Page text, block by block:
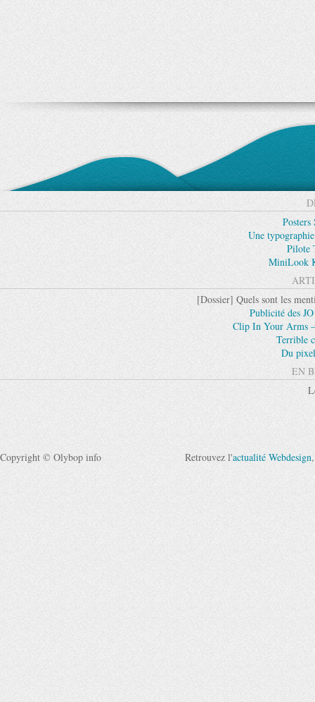
Une
Pilote
MiniLook
[Dossier] Quels sont les
Publicité des
Clip In Your Arms
Terrible
Du
EN
Copyright © Olybop info Retrouvez l'actualité Webdesign